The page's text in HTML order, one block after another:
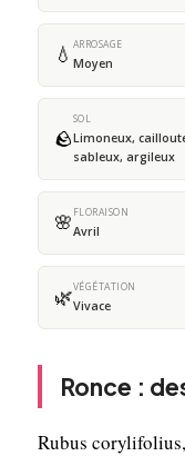
💧 ARROSAGE
Moyen
🪨
SOL
Limoneux,
sableux, argileux
🌸 FLORAISON
Avril
🌿VÉGÉTATION
Vivace
Ronce :
Rubus